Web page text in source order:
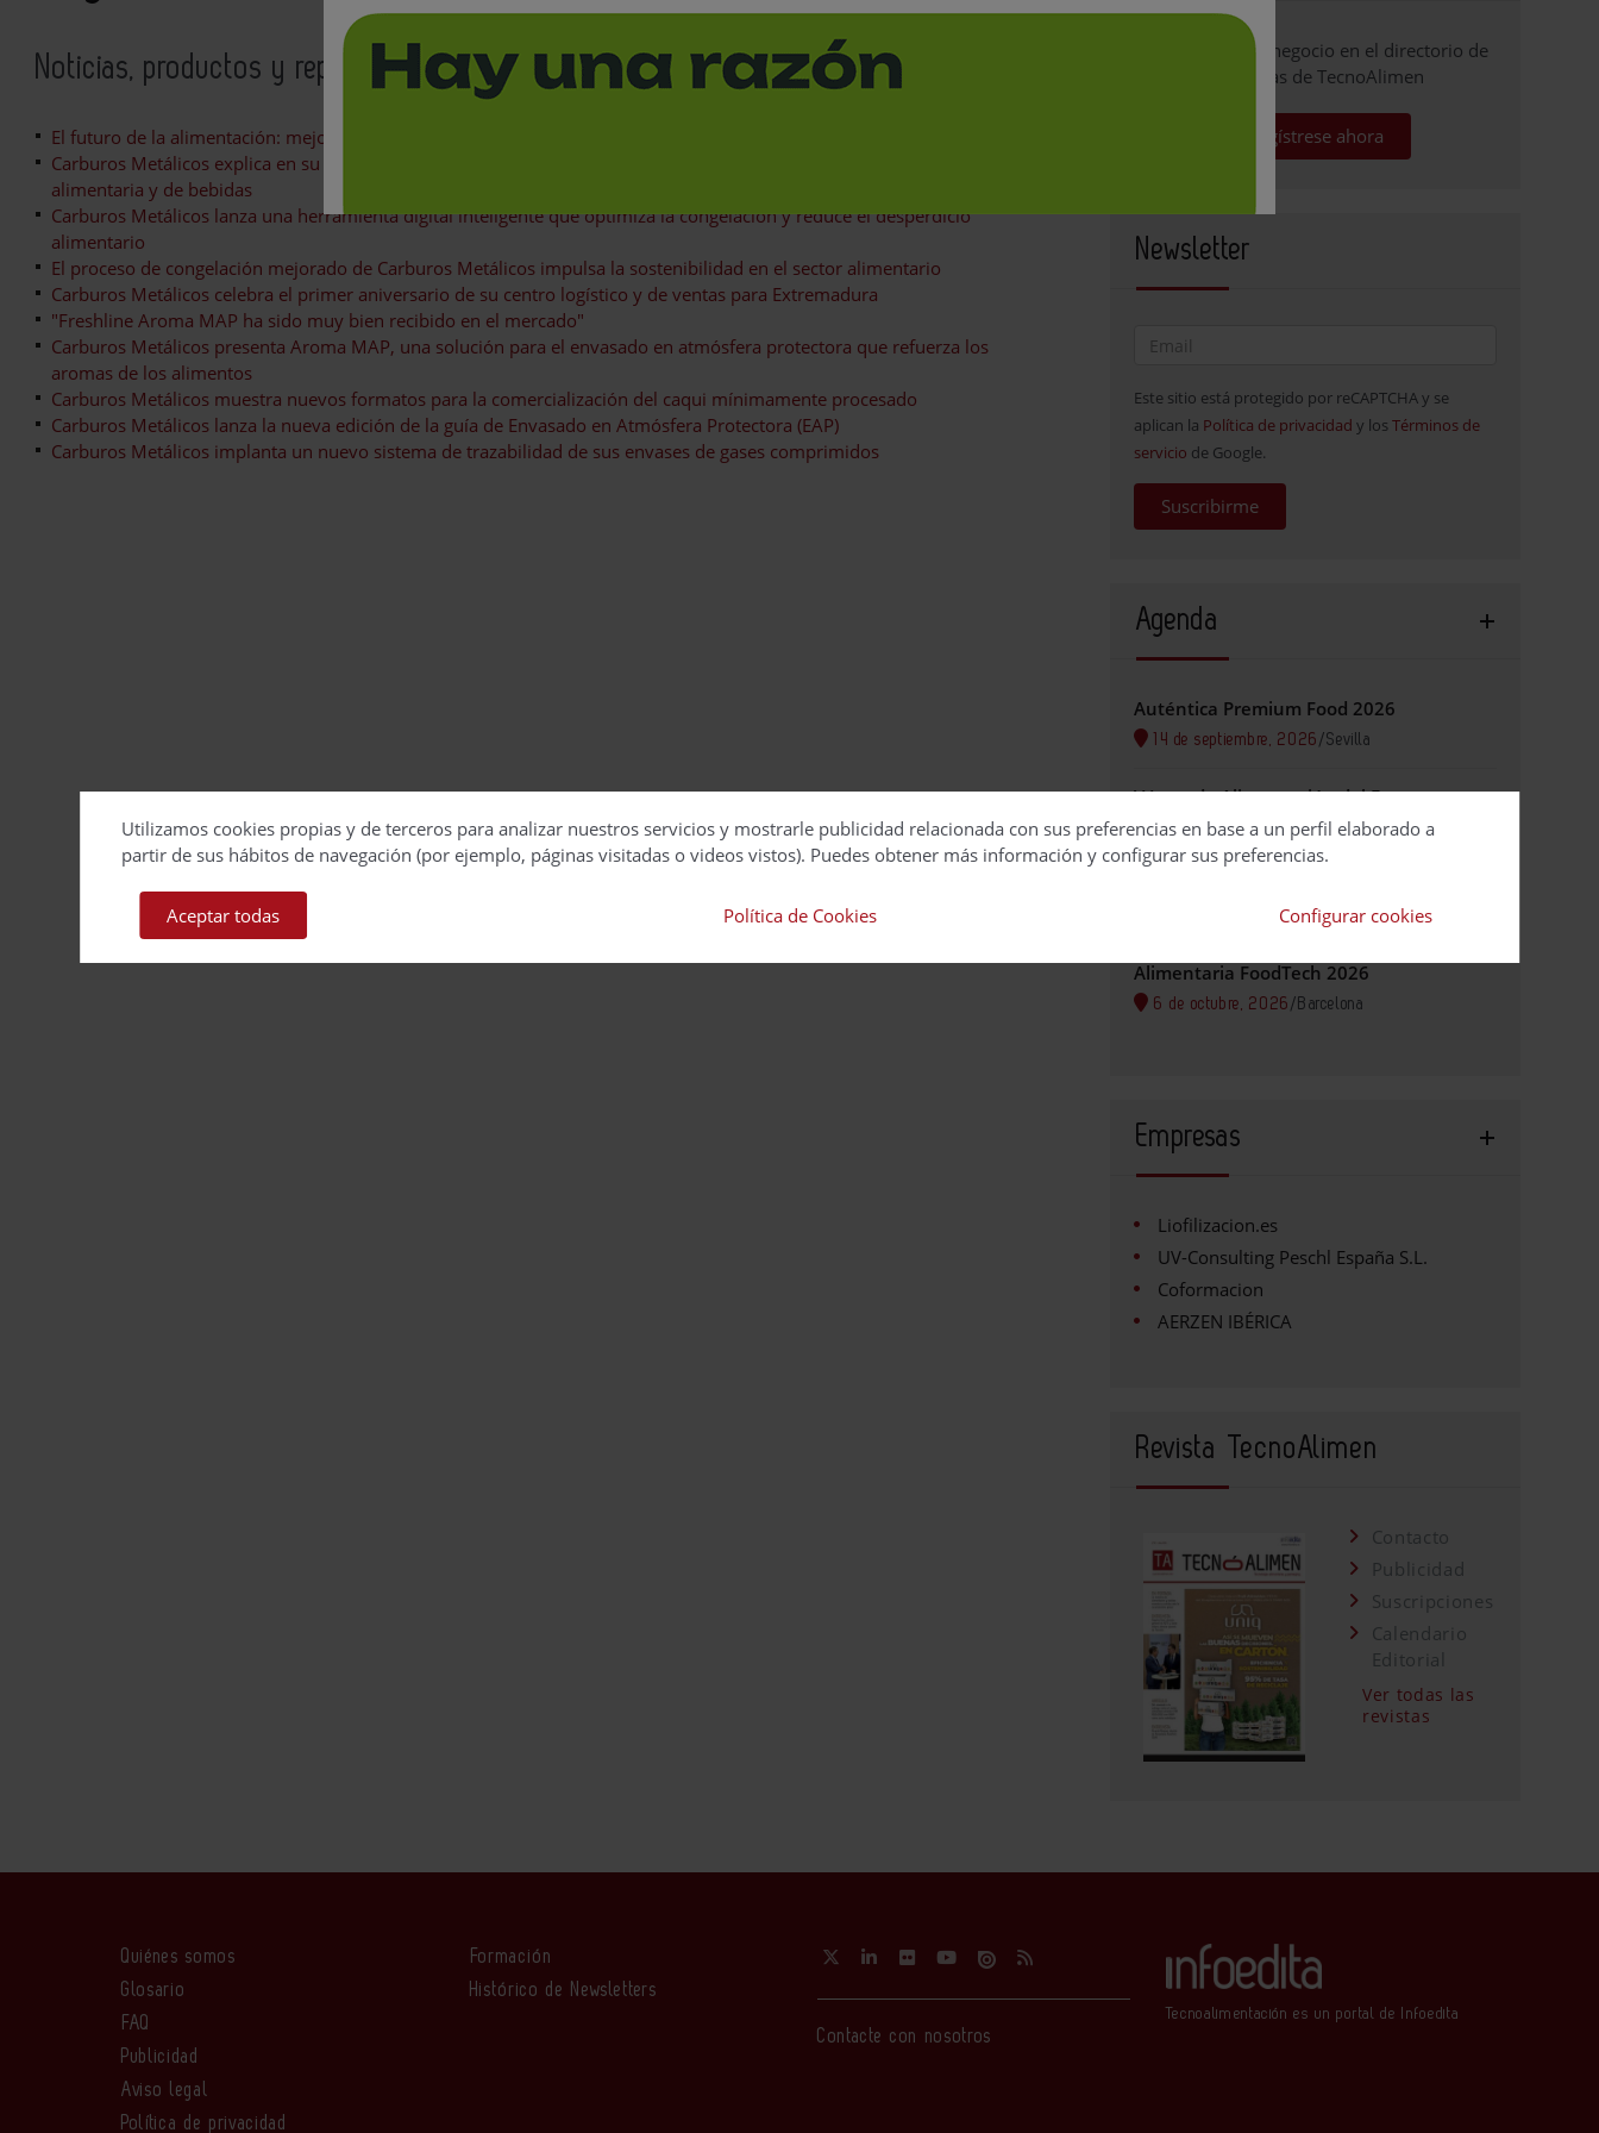
Noticias, productos y reportajes relacionados a carburos metálicos
El futuro de la alimentación: mejorar la sostenibilidad en la industria alimentaria y de bebidas
Carburos Metálicos explica en su ‘libro blanco’ cómo los gases están impulsando la sostenibilidad en la industria
alimentaria y de bebidas
Carburos Metálicos lanza una herramienta digital inteligente que optimiza la congelación y reduce el desperdicio
alimentario
El proceso de congelación mejorado de Carburos Metálicos impulsa la sostenibilidad en el sector alimentario
Carburos Metálicos celebra el primer aniversario de su centro logístico y de ventas para Extremadura
"Freshline Aroma MAP ha sido muy bien recibido en el mercado"
Carburos Metálicos presenta Aroma MAP, una solución para el envasado en atmósfera protectora que refuerza los
aromas de los alimentos
Carburos Metálicos muestra nuevos formatos para la comercialización del caqui mínimamente procesado
Carburos Metálicos lanza la nueva edición de la guía de Envasado en Atmósfera Protectora (EAP)
Carburos Metálicos implanta un nuevo sistema de trazabilidad de sus envases de gases comprimidos
Promocione su negocio en el directorio de
empresas de TecnoAlimen
Regístrese ahora
Newsletter
Este sitio está protegido por reCAPTCHA y se
aplican la Política de privacidad y losTérminos de
servicio de Google.
Suscribirme
Agenda
Auténtica Premium Food 2026
14 de septiembre, 2026 /Sevilla
V Jornada Alimentación del Futuro
29 de septiembre, 2026/ Valencia
29 de septiembre, 2026/Bilbao Exhibition Centre
Alimentaria FoodTech 2026
6 de octubre, 2026 / Barcelona
Empresas
Liofilizacion.es
UV-Consulting Peschl España S.L.
Coformacion
AERZEN IBÉRICA
Revista TecnoAlimen
Contacto
Publicidad
Suscripciones
Calendario
Editorial
Ver todas las
revistas
Quiénes somos
Glosario
FAQ
Publicidad
Aviso legal
Política de privacidad
Formación
Histórico de Newsletters
Contacte con nosotros
Tecnoalimentación es un portal de Infoedita
Utilizamos cookies propias y de terceros para analizar nuestros servicios y mostrarle publicidad relacionada con sus preferencias en base a un perfil elaborado a
partir de sus hábitos de navegación (por ejemplo, páginas visitadas o videos vistos). Puedes obtener más información y configurar sus preferencias.
Aceptar todas Política de Cookies Configurar cookies